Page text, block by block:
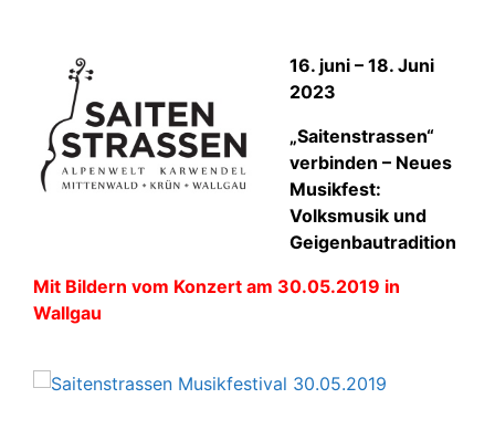
16. juni – 18. Juni
2023
„Saitenstrassen“
verbinden – Neues
Musikfest:
Volksmusik und
Geigenbautradition
Mit Bildern vom Konzert am 30.05.2019 in
Wallgau